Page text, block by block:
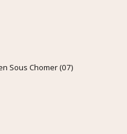
Sous Chomer (07)